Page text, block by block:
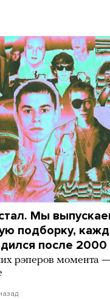
Мы
подборку,
после 2000
рэперов момента